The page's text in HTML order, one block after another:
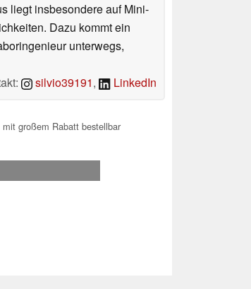
liegt insbesondere auf Mini-
Dazu kommt ein
unterwegs,
silvio39191, LinkedIn
großem Rabatt bestellbar